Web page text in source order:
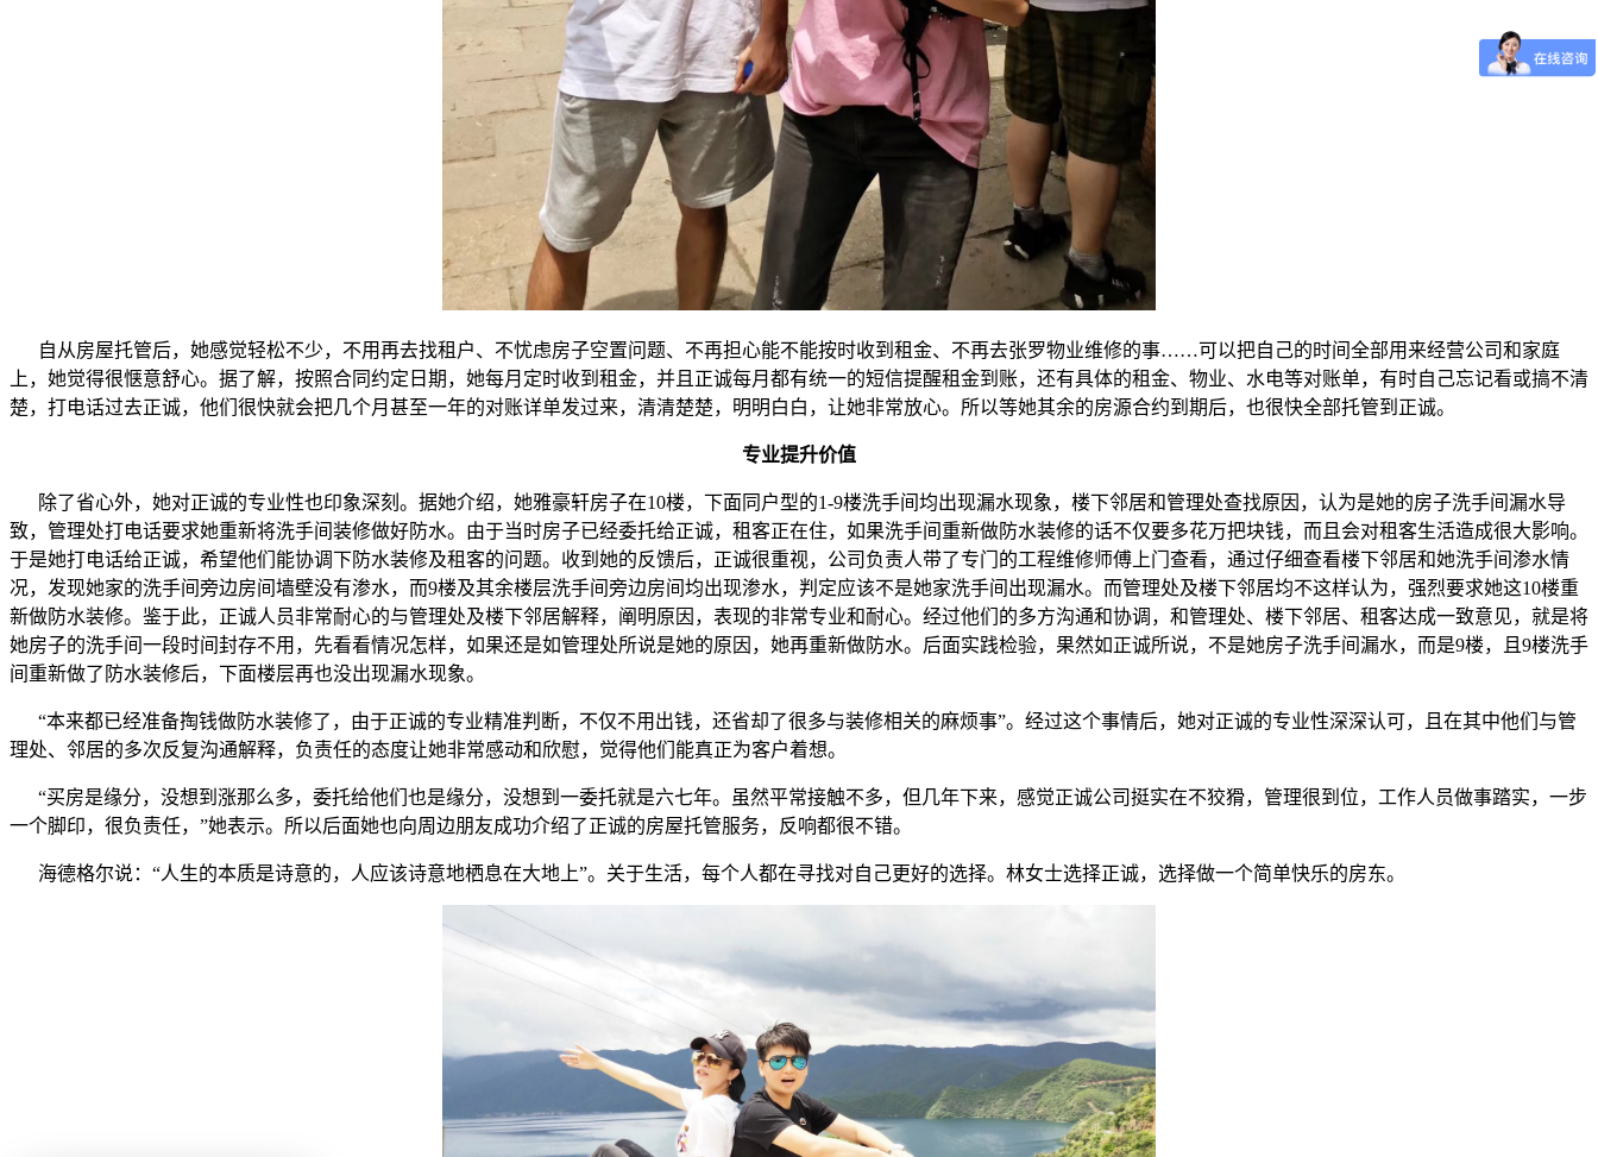
自从房屋托管后，她感觉轻松不少，不用再去找租户、不忧虑房子空置问题、不再担心能不能按时收到租金、不再去张罗物业维修的事……可以把自己的时间全部用来经营公司和家庭
上，她觉得很惬意舒心。据了解，按照合同约定日期，她每月定时收到租金，并且正诚每月都有统一的短信提醒租金到账，还有具体的租金、物业、水电等对账单，有时自己忘记看或搞不清
楚，打电话过去正诚，他们很快就会把几个月甚至一年的对账详单发过来，清清楚楚，明明白白，让她非常放心。所以等她其余的房源合约到期后，也很快全部托管到正诚。
专业提升价值
除了省心外，她对正诚的专业性也印象深刻。据她介绍，她雅豪轩房子在10楼，下面同户型的1-9楼洗手间均出现漏水现象，楼下邻居和管理处查找原因，认为是她的房子洗手间漏水导
致，管理处打电话要求她重新将洗手间装修做好防水。由于当时房子已经委托给正诚，租客正在住，如果洗手间重新做防水装修的话不仅要多花万把块钱，而且会对租客生活造成很大影响。
于是她打电话给正诚，希望他们能协调下防水装修及租客的问题。收到她的反馈后，正诚很重视，公司负责人带了专门的工程维修师傅上门查看，通过仔细查看楼下邻居和她洗手间渗水情
况，发现她家的洗手间旁边房间墙壁没有渗水，而9楼及其余楼层洗手间旁边房间均出现渗水，判定应该不是她家洗手间出现漏水。而管理处及楼下邻居均不这样认为，强烈要求她这10楼重
新做防水装修。鉴于此，正诚人员非常耐心的与管理处及楼下邻居解释，阐明原因，表现的非常专业和耐心。经过他们的多方沟通和协调，和管理处、楼下邻居、租客达成一致意见，就是将
她房子的洗手间一段时间封存不用，先看看情况怎样，如果还是如管理处所说是她的原因，她再重新做防水。后面实践检验，果然如正诚所说，不是她房子洗手间漏水，而是9楼，且9楼洗手
间重新做了防水装修后，下面楼层再也没出现漏水现象。
“本来都已经准备掏钱做防水装修了，由于正诚的专业精准判断，不仅不用出钱，还省却了很多与装修相关的麻烦事”。经过这个事情后，她对正诚的专业性深深认可，且在其中他们与管
理处、邻居的多次反复沟通解释，负责任的态度让她非常感动和欣慰，觉得他们能真正为客户着想。
“买房是缘分，没想到涨那么多，委托给他们也是缘分，没想到一委托就是六七年。虽然平常接触不多，但几年下来，感觉正诚公司挺实在不狡猾，管理很到位，工作人员做事踏实，一步
一个脚印，很负责任，”她表示。所以后面她也向周边朋友成功介绍了正诚的房屋托管服务，反响都很不错。
海德格尔说：“人生的本质是诗意的，人应该诗意地栖息在大地上”。关于生活，每个人都在寻找对自己更好的选择。林女士选择正诚，选择做一个简单快乐的房东。